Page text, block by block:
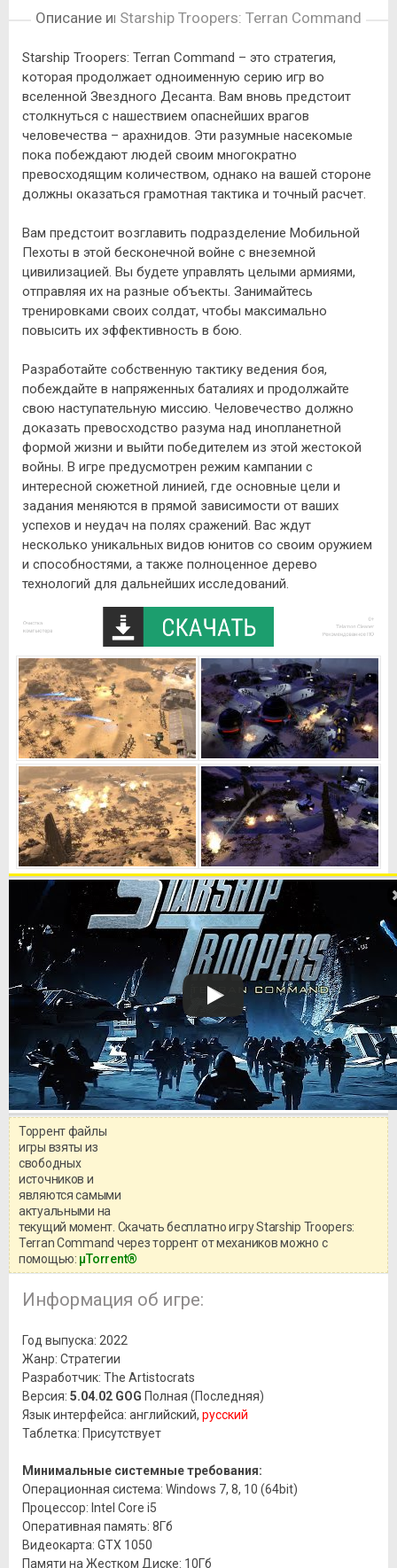
Описание игрыStarship Troopers: Terran Command
Starship Troopers: Terran Command – это стратегия,
которая продолжает одноименную серию игр во
вселенной Звездного Десанта. Вам вновь предстоит
столкнуться с нашествием опаснейших врагов
человечества – арахнидов. Эти разумные насекомые
пока побеждают людей своим многократно
превосходящим количеством, однако на вашей стороне
должны оказаться грамотная тактика и точный расчет.
Вам предстоит возглавить подразделение Мобильной
Пехоты в этой бесконечной войне с внеземной
цивилизацией. Вы будете управлять целыми армиями,
отправляя их на разные объекты. Занимайтесь
тренировками своих солдат, чтобы максимально
повысить их эффективность в бою.
Разработайте собственную тактику ведения боя,
побеждайте в напряженных баталиях и продолжайте
свою наступательную миссию. Человечество должно
доказать превосходство разума над инопланетной
формой жизни и выйти победителем из этой жестокой
войны. В игре предусмотрен режим кампании с
интересной сюжетной линией, где основные цели и
задания меняются в прямой зависимости от ваших
успехов и неудач на полях сражений. Вас ждут
несколько уникальных видов юнитов со своим оружием
и способностями, а также полноценное дерево
технологий для дальнейших исследований.
Торрент файлы
игры взяты из
свободных
источников и
являются самыми
актуальными на
текущий момент. Скачать бесплатно игру Starship Troopers:
Terran Command через торрент от механиков можно с
помощью: μTorrent®
Информация об игре:
Год выпуска: 2022
Жанр: Стратегии
Разработчик: The Artistocrats
Версия: 5.04.02 GOG Полная (Последняя)
Язык интерфейса: английский, русский
Таблетка: Присутствует
Минимальные системные требования:
Операционная система: Windows 7, 8, 10 (64bit)
Процессор: Intel Core i5
Оперативная память: 8Гб
Видеокарта: GTX 1050
Памяти на Жестком Диске: 10Гб